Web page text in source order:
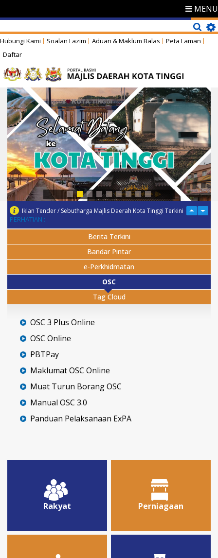
MENU
Hubungi Kami Soalan Lazim Aduan & Maklum Balas
Peta Laman
Daftar
PERHATIAN :
Iklan Tender / Sebutharga Majlis Daerah Kota Tinggi Terkini
Berita Terkini
Bandar Pintar
e-Perkhidmatan
OSC
Tag Cloud
OSC 3 Plus Online
OSC Online
PBTPay
Maklumat OSC Online
Muat Turun Borang OSC
Manual OSC 3.0
Panduan Pelaksanaan ExPA
Rakyat Perniagaan